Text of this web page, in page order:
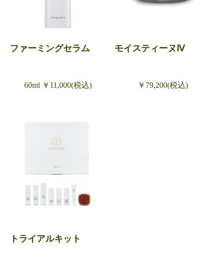
ファーミングセラム
60ml ￥11,000(税込)
モイスティーヌⅣ
￥79,200(税込)
トライアルキット